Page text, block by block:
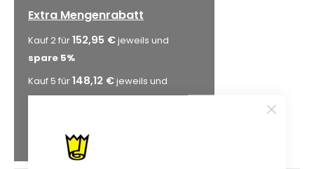
Extra Mengenrabatt
Kauf 2 für152,95 €jeweils und
spare 5%
Kauf 5 für148,12 €jeweils und
spare8%
10%